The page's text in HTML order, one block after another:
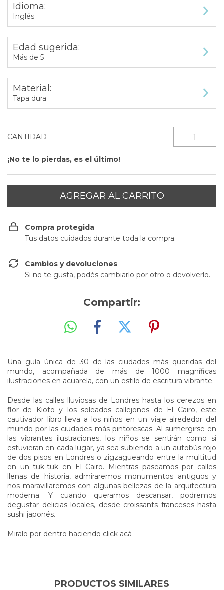
Idioma:
Inglés
Edad sugerida:
Más de 5
Material:
Tapa dura
CANTIDAD
¡No te lo pierdas, es el último!
Compra protegida
Tus datos cuidados durante toda la compra.
Cambios y devoluciones
Si no te gusta, podés cambiarlo por otro o devolverlo.
Compartir:
Una guía única de 30 de las ciudades más queridas del
mundo, acompañada de más de 1000 magníficas
ilustraciones en acuarela, con un estilo de escritura vibrante.
Desde las calles lluviosas de Londres hasta los cerezos en
flor de Kioto y los soleados callejones de El Cairo, este
cautivador libro lleva a los niños en un viaje alrededor del
mundo por las ciudades más pintorescas. Al sumergirse en
las vibrantes ilustraciones, los niños se sentirán como si
estuvieran en cada lugar, ya sea subiendo a un autobús rojo
de dos pisos en Londres o zigzagueando entre la multitud
en un tuk-tuk en El Cairo. Mientras paseamos por calles
llenas de historia, admiraremos monumentos antiguos y
nos maravillaremos con algunas bellezas de la arquitectura
moderna. Y cuando queramos descansar, podremos
degustar delicias locales, desde croissants franceses hasta
sushi japonés.
Miralo por dentro haciendo click acá
PRODUCTOS SIMILARES